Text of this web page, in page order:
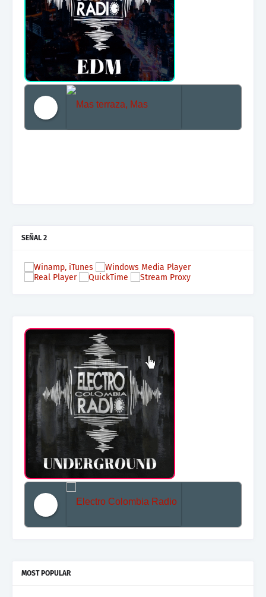
SEÑAL 2
MOST POPULAR